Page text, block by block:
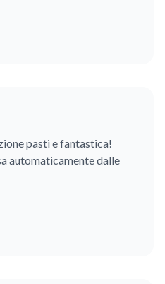
pasti e fantastica!
automaticamente dalle